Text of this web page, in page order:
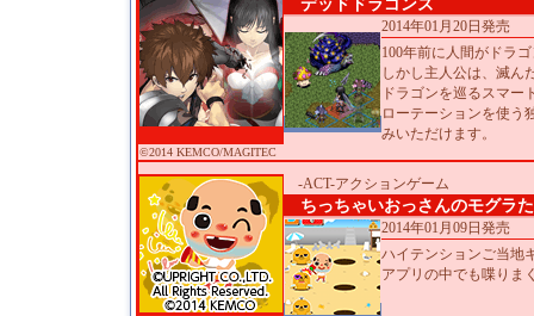
デッドドラゴンズ
2014年01月20日発売
100年前に人間がドラ
しかし主人公は、滅
ドラゴンを巡るスマー
ローテーションを使う
みいただけます。
©2014 KEMCO/MAGITEC
-ACT-アクションゲーム
ちっちゃいおっさんのモグラ
2014年01月09日発売
ハイテンションご当地
アプリの中でも喋りま